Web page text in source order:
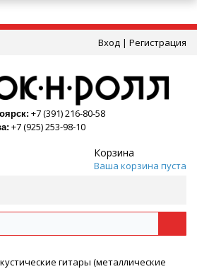
Вход | Регистрация
+7 (391) 216-80-58
+7 (925) 253-98-10
Корзина
Ваша корзина пуста
гитары (металлические